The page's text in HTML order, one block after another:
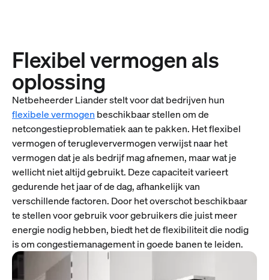
Flexibel vermogen als
oplossing
Netbeheerder Liander stelt voor dat bedrijven hun
flexibele vermogen beschikbaar stellen om de
netcongestieproblematiek aan te pakken. Het flexibel
vermogen of terugleververmogen verwijst naar het
vermogen dat je als bedrijf mag afnemen, maar wat je
wellicht niet altijd gebruikt. Deze capaciteit varieert
gedurende het jaar of de dag, afhankelijk van
verschillende factoren. Door het overschot beschikbaar
te stellen voor gebruik voor gebruikers die juist meer
energie nodig hebben, biedt het de flexibiliteit die nodig
is om congestiemanagement in goede banen te leiden.